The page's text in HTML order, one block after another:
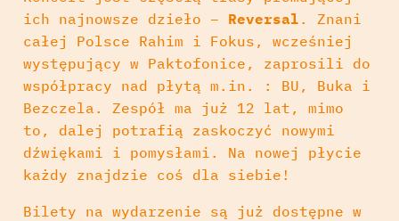
ich najnowsze dzieło – Reversal . Znani
całej Polsce Rahim i Fokus, wcześniej
występujący w Paktofonice, zaprosili do
współpracy nad płytą m.in. : BU, Buka i
Bezczela. Zespół ma już 12 lat, mimo
to, dalej potrafią zaskoczyć nowymi
dźwiękami i pomysłami. Na nowej płycie
każdy znajdzie coś dla siebie!
Bilety na wydarzenie są już dostępne w